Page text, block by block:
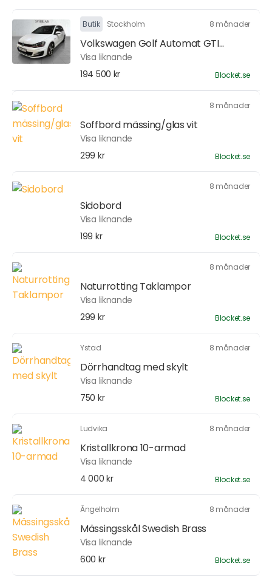
Butik Stockholm 8 månader
Volkswagen Golf Automat GTI...
Visa liknande
194 500 kr
Blocket.se
8 månader
Soffbord mässing/glas vit
Visa liknande
299 kr
Blocket.se
8 månader
Sidobord
Visa liknande
199 kr
Blocket.se
8 månader
Naturrotting Taklampor
Visa liknande
299 kr
Blocket.se
Ystad 8 månader
Dörrhandtag med skylt
Visa liknande
750 kr
Blocket.se
Ludvika 8 månader
Kristallkrona 10-armad
Visa liknande
4 000 kr
Blocket.se
Ängelholm 8 månader
Mässingsskål Swedish Brass
Visa liknande
600 kr
Blocket.se